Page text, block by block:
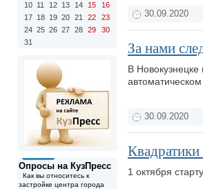
10 11 12 13 14 15
16
17 18 19 20 21 22
23
24 25 26 27 28 29
30
31
Опросы на КузПресс
Как вы относитесь к
застройке центра города
30.09.2020
За нами
В
30.09.2020
1 октября